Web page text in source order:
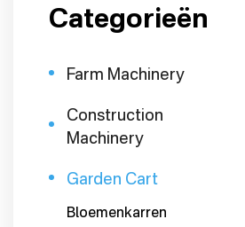
Categorieën
Farm Machinery
Construction
Machinery
Garden Cart
Bloemenkarren